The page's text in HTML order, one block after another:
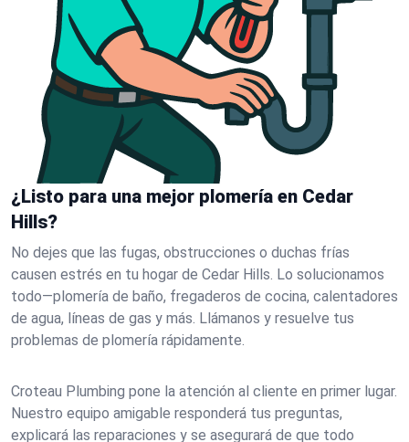
¿Listo para una mejor plomería en Cedar
Hills?
No dejes que las fugas, obstrucciones o duchas frías
causen estrés en tu hogar de Cedar Hills. Lo solucionamos
todo—plomería de baño, fregaderos de cocina, calentadores
de agua, líneas de gas y más. Llámanos y resuelve tus
problemas de plomería rápidamente.
Croteau Plumbing pone la atención al cliente en primer lugar.
Nuestro equipo amigable responderá tus preguntas,
explicará las reparaciones y se asegurará de que todo